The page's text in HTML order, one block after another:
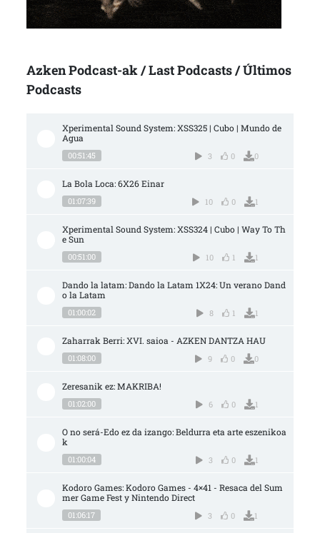
Azken Podcast-ak / Last Podcasts / Últimos
Podcasts
Xperimental Sound System: XSS325 | Cubo | Mundo de
Agua
00:51:45 3 0 0
La Bola Loca: 6X26 Einar
01:07:39 10 0 1
Xperimental Sound System: XSS324 | Cubo | Way To Th
e Sun
00:51:00 10 1 1
Dando la latam: Dando la Latam 1X24: Un verano Dand
o la Latam
01:00:02 8 1 1
Zaharrak Berri: XVI. saioa - AZKEN DANTZA HAU
01:08:00 9 0 0
Zeresanik ez: MAKRIBA!
01:02:00 6 0 1
O no será-Edo ez da izango: Beldurra eta arte eszenikoa
k
01:00:04 3 0 1
Kodoro Games: Kodoro Games - 4×41 - Resaca del Sum
mer Game Fest y Nintendo Direct
01:06:17 3 0 1